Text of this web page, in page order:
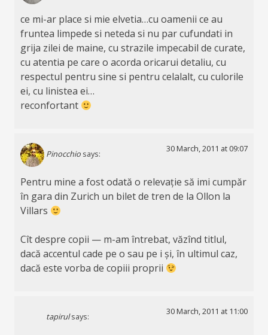
ce mi-ar place si mie elvetia…cu oamenii ce au
fruntea limpede si neteda si nu par cufundati in
grija zilei de maine, cu strazile impecabil de curate,
cu atentia pe care o acorda oricarui detaliu, cu
respectul pentru sine si pentru celalalt, cu culorile
ei, cu linistea ei…
reconfortant
Pinocchio says:
30 March, 2011 at 09:07
Pentru mine a fost odată o relevație să imi cumpăr
în gara din Zurich un bilet de tren de la Ollon la
Villars
Cît despre copii — m-am întrebat, văzînd titlul,
dacă accentul cade pe o sau pe i și, în ultimul caz,
dacă este vorba de copiii proprii
tapirul says:
30 March, 2011 at 11:00